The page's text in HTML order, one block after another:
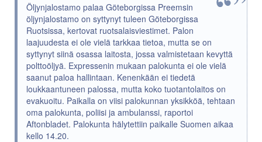
Öljynjalostamo palaa Göteborgissa Preemsin
öljynjalostamo on syttynyt tuleen Göteborgissa
Ruotsissa, kertovat ruotsalaisviestimet. Palon
laajuudesta ei ole vielä tarkkaa tietoa, mutta se on
syttynyt siinä osassa laitosta, jossa valmistetaan kevyttä
polttoöljyä. Expressenin mukaan palokunta ei ole vielä
saanut paloa hallintaan. Kenenkään ei tiedetä
loukkaantuneen palossa, mutta koko tuotantolaitos on
evakuoitu. Paikalla on viisi palokunnan yksikköä, tehtaan
oma palokunta, poliisi ja ambulanssi, raportoi
Aftonbladet. Palokunta hälytettiin paikalle Suomen aikaa
kello 14.20.